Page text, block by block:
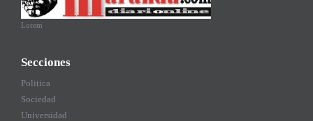
Lorem
Secciones
Politica
Sociedad
Universidad